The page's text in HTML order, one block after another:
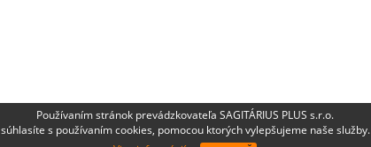
Používaním stránok prevádzkovateľa SAGITÁRIUS PLUS s.r.o.
súhlasíte s používaním cookies, pomocou ktorých vylepšujeme naše služby.